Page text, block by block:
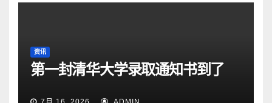
资讯
第一封清华大学录取通知书到了